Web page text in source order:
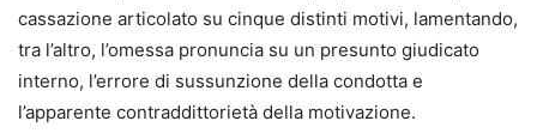
sul lavoro” e “Diritto del lavoro pubblico e privato” presso
diversi atenei. Relatore a Convegni e docente di corsi di
formazione per aziende e professionisti, è autore di
numerose opere monografiche e collettanee.
cassazione articolato su cinque distinti motivi, lamentando,
tra l’altro, l’omessa pronuncia su un presunto giudicato
interno, l’errore di sussunzione della condotta e
l’apparente contraddittorietà della motivazione.